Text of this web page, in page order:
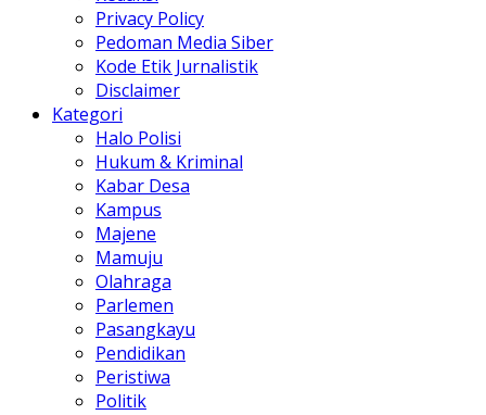
Privacy Policy
Pedoman Media Siber
Kode Etik Jurnalistik
Disclaimer
Kategori
Halo Polisi
Hukum & Kriminal
Kabar Desa
Kampus
Majene
Mamuju
Olahraga
Parlemen
Pasangkayu
Pendidikan
Peristiwa
Politik